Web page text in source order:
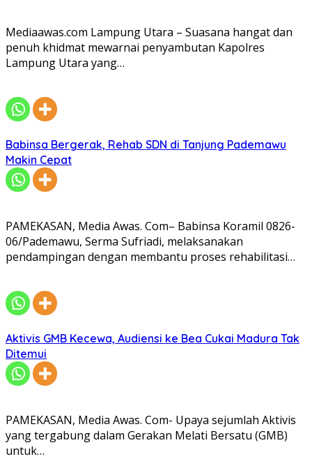
Mediaawas.com Lampung Utara – Suasana hangat dan
penuh khidmat mewarnai penyambutan Kapolres
Lampung Utara yang…
Babinsa Bergerak, Rehab SDN di Tanjung Pademawu
Makin Cepat
PAMEKASAN, Media Awas. Com– Babinsa Koramil 0826-
06/Pademawu, Serma Sufriadi, melaksanakan
pendampingan dengan membantu proses rehabilitasi…
Aktivis GMB Kecewa, Audiensi ke Bea Cukai Madura Tak
Ditemui
PAMEKASAN, Media Awas. Com- Upaya sejumlah Aktivis
yang tergabung dalam Gerakan Melati Bersatu (GMB)
untuk…